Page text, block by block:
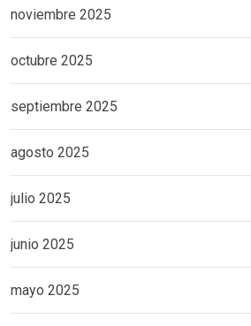
noviembre 2025
octubre 2025
septiembre 2025
agosto 2025
julio 2025
junio 2025
mayo 2025